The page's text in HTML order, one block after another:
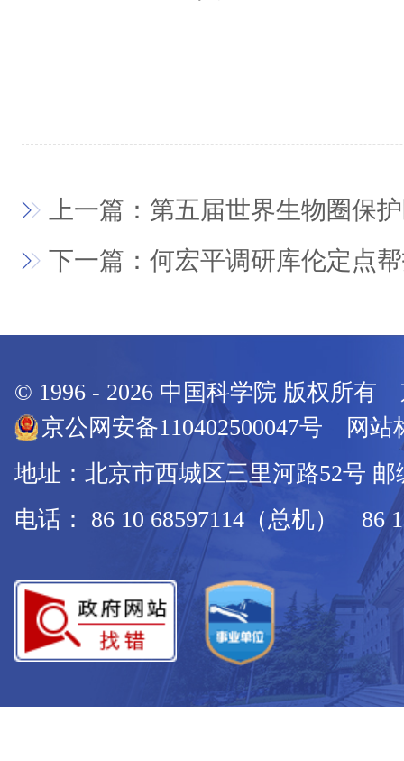
上一篇：第五届世界生物圈保
下一篇：何宏平调研库伦定点
© 1996 - 2026 中国科学院 版权所有
京公网安备110402500047号 网站
地址：北京市西城区三里河路52号 邮
电话： 86 10 68597114（总机） 86